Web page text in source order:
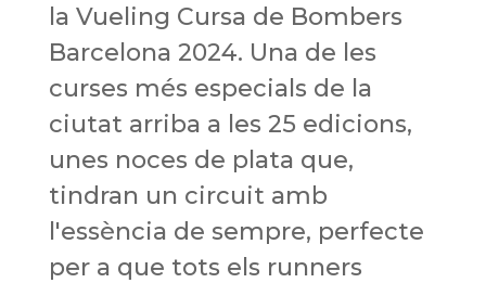
la Vueling Cursa de Bombers
Barcelona 2024. Una de les
curses més especials de la
ciutat arriba a les 25 edicions,
unes noces de plata que,
tindran un circuit amb
l'essència de sempre, perfecte
per a que tots els runners